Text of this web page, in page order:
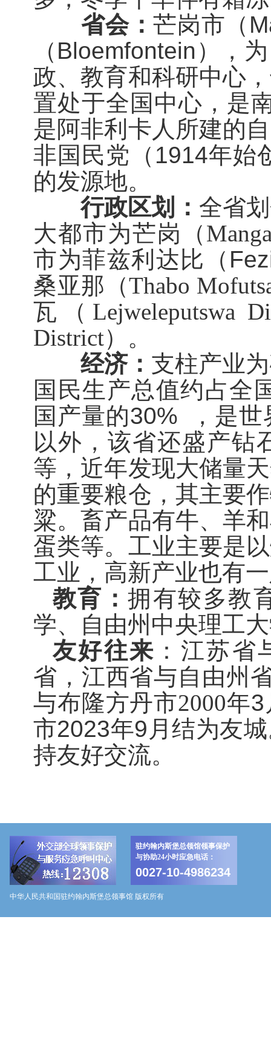
省会：芒岗市（
（ Bloemfontein ） ，
政、教育和科研中心
置处于全国中心，是
是阿非利卡人所建的
非国民党（ 1914年始
的发源地。
行政区划： 全省
大都市为芒岗（
市为菲兹利达比（
桑亚那（Thabo
瓦
（ Lejweleputswa
District） 。
经济： 支柱产业
国民生产总值约占全
国产量的30%
，是
以外，该省还盛产钻
等 ， 近年发现大储量
的重要粮仓，其主要
粱。畜产品有牛、羊
蛋类等。工业主要是
工业 ， 高新产业也有
教育：拥有较多教
学、自由州中央理工
友好往来 ：江苏省
省，江西省与自由州
与布隆方丹市2000年3
市2023年9 月结为友
持友好交流。
驻约翰内斯堡总领馆领事保护
与协助24小时应急电话：
0027-10-4986234
中华人民共和国驻约翰内斯堡总领事馆 版权所有